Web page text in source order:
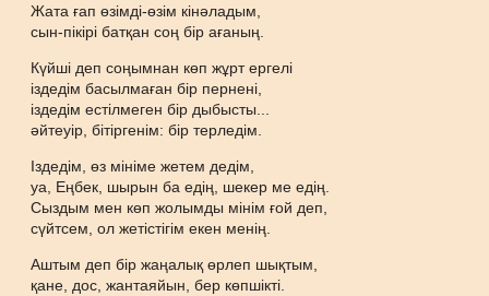
Жата ғап өзімді-өзім кінәладым,
сын-пікірі батқан соң бір ағаның.
Күйші деп соңымнан көп жұрт ергелі
іздедім басылмаған бір пернені,
іздедім естілмеген бір дыбысты...
әйтеуір, бітіргенім: бір терледім.
Іздедім, өз мініме жетем дедім,
уа, Еңбек, шырын ба едің, шекер ме едің.
Сыздым мен көп жолымды мінім ғой деп,
сүйтсем, ол жетістігім екен менің.
Аштым деп бір жаңалық өрлеп шықтым,
қане, дос, жантаяйын, бер көпшікті.